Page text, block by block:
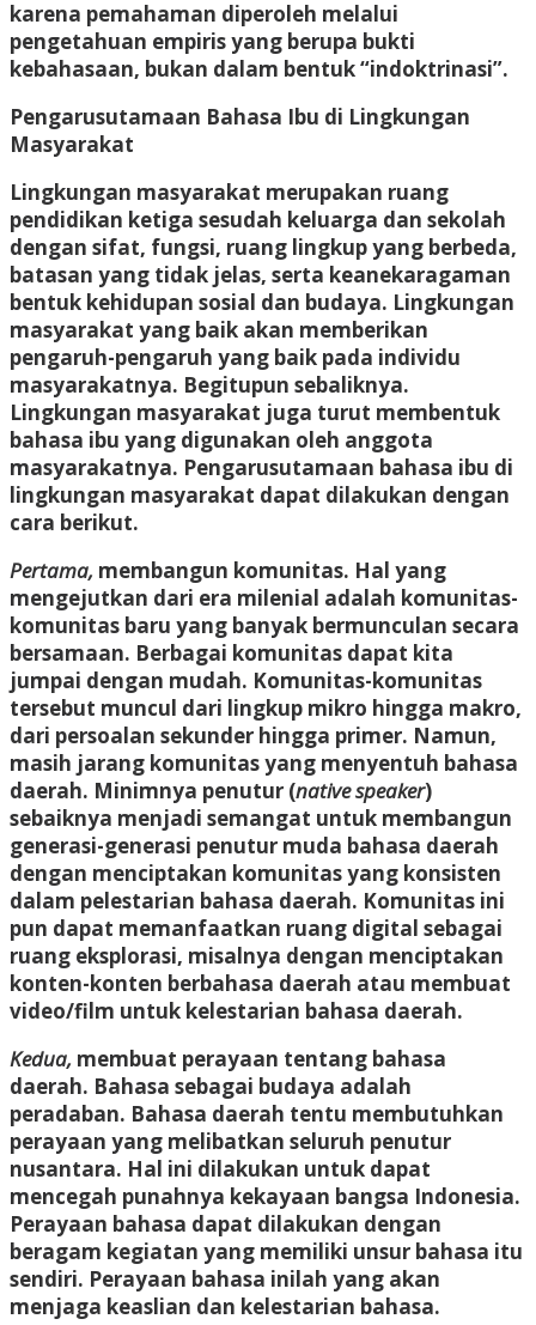
karena pemahaman diperoleh melalui
pengetahuan empiris yang berupa bukti
kebahasaan, bukan dalam bentuk “indoktrinasi”.
Pengarusutamaan Bahasa Ibu di Lingkungan
Masyarakat
Lingkungan masyarakat merupakan ruang
pendidikan ketiga sesudah keluarga dan sekolah
dengan sifat, fungsi, ruang lingkup yang berbeda,
batasan yang tidak jelas, serta keanekaragaman
bentuk kehidupan sosial dan budaya. Lingkungan
masyarakat yang baik akan memberikan
pengaruh-pengaruh yang baik pada individu
masyarakatnya. Begitupun sebaliknya.
Lingkungan masyarakat juga turut membentuk
bahasa ibu yang digunakan oleh anggota
masyarakatnya. Pengarusutamaan bahasa ibu di
lingkungan masyarakat dapat dilakukan dengan
cara berikut.
Pertama, membangun komunitas. Hal yang
mengejutkan dari era milenial adalah komunitas-
komunitas baru yang banyak bermunculan secara
bersamaan. Berbagai komunitas dapat kita
jumpai dengan mudah. Komunitas-komunitas
tersebut muncul dari lingkup mikro hingga makro,
dari persoalan sekunder hingga primer. Namun,
masih jarang komunitas yang menyentuh bahasa
daerah. Minimnya penutur (native speaker)
sebaiknya menjadi semangat untuk membangun
generasi-generasi penutur muda bahasa daerah
dengan menciptakan komunitas yang konsisten
dalam pelestarian bahasa daerah. Komunitas ini
pun dapat memanfaatkan ruang digital sebagai
ruang eksplorasi, misalnya dengan menciptakan
konten-konten berbahasa daerah atau membuat
video/film untuk kelestarian bahasa daerah.
Kedua, membuat perayaan tentang bahasa
daerah. Bahasa sebagai budaya adalah
peradaban. Bahasa daerah tentu membutuhkan
perayaan yang melibatkan seluruh penutur
nusantara. Hal ini dilakukan untuk dapat
mencegah punahnya kekayaan bangsa Indonesia.
Perayaan bahasa dapat dilakukan dengan
beragam kegiatan yang memiliki unsur bahasa itu
sendiri. Perayaan bahasa inilah yang akan
menjaga keaslian dan kelestarian bahasa.